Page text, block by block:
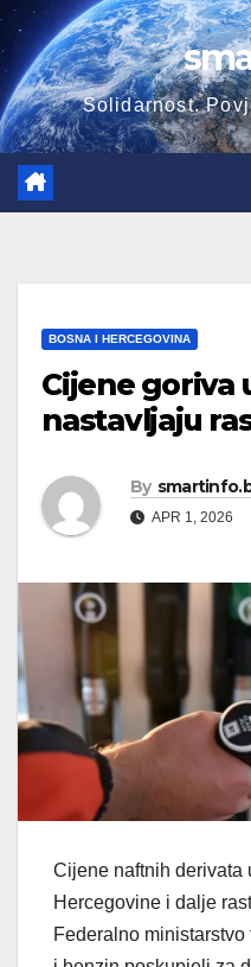
Skip
to
content
Solidarnost.
BOSNA I HERCEGOVINA
Cijene goriva
nastavljaju
By
APR 1, 2026
Cijene naftnih derivata
Hercegovine i dalje
Federalno ministarstvo